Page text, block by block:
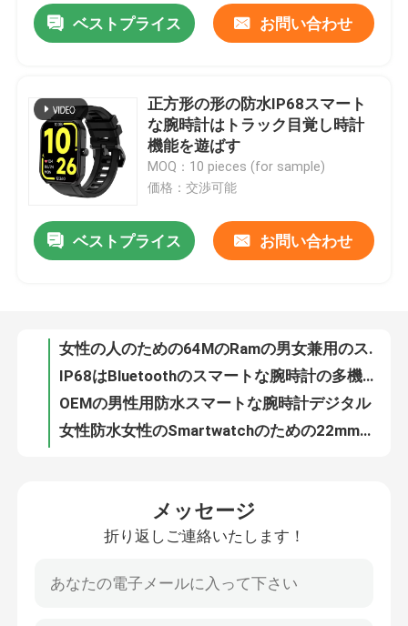
家へ
製品
連絡 ください
ニュース
Smartwatchを呼んでいるBT
ベストプライス お問い合わせ
正方形の形の防水IP68スマート
な腕時計はトラック目覚し時計
機能を遊ばす
MOQ：10 pieces (for sample)
価格：交渉可能
ベストプライス お問い合わせ
女性の人のための64MのRamの男女兼用のスマートな腕時計の多スポーツBluetooth Smartwatch
Linwear LA31の適性のスポーツはBt呼出しを用いる健康Smartwatchを見る
女性128M Romのための腕時計を呼ぶ睡眠の追跡者の適性Bluetooth
2.01インチの健康の圧力のモニターが付いている多機能のBluetoothの腕時計
AMOLEDはスマートな腕時計の多機能磁気充満を遊ばす
メッセージ
折り返しご連絡いたします！